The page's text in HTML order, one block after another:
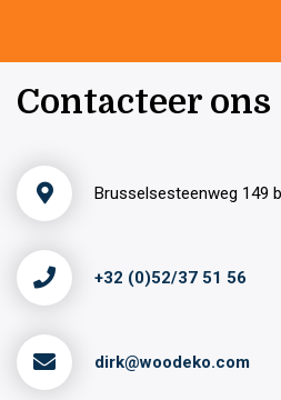
Contacteer ons
Brusselsesteenweg 149
+32 (0)52/37 51 56
dirk@woodeko.com